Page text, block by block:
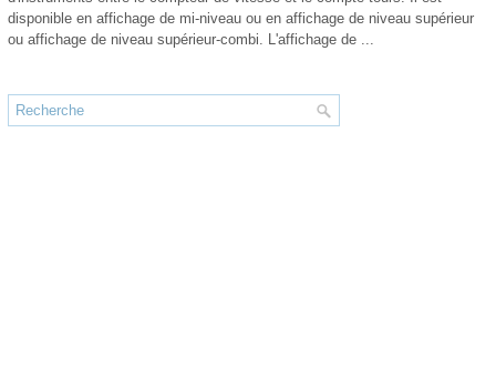
disponible en affichage de mi-niveau ou en affichage de niveau supérieur
ou affichage de niveau supérieur-combi. L'affichage de ...